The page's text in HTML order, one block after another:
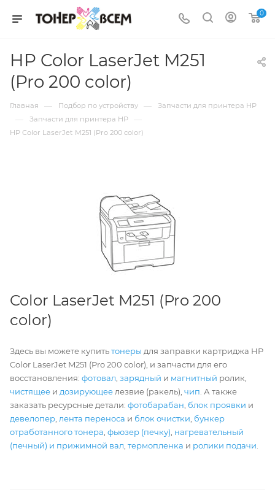
0
HP Color LaserJet M251
(Pro 200 color)
Главная — Подбор по устройству — Запчасти для принтера HP
— Запчасти для принтера HP —
HP Color LaserJet M251 (Pro 200 color)
Color LaserJet M251 (Pro 200
color)
Здесь вы можете купитьтонеры для заправки картриджа HP
Color LaserJet M251 (Pro 200 color), и запчасти для его
восстановления: фотовал зарядный и магнитный ролик,
чистящее и дозирующее лезвие (ракель), чип . А также
заказать ресурсные детали: фотобарабан блок проявки и
девелопер лента переноса и блок очистки бункер
отработанного тонера фьюзер (печку) нагревательный
(печный) и прижимной вал термопленка и ролики подачи